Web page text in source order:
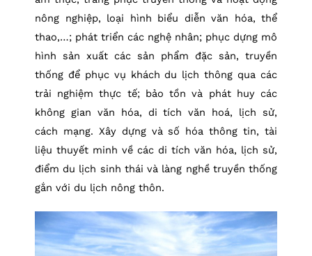
nông nghiệp, loại hình biểu diễn văn hóa, thể
thao,…; phát triển các nghệ nhân; phục dựng mô
hình sản xuất các sản phẩm đặc sản, truyền
thống để phục vụ khách du lịch thông qua các
trải nghiệm thực tế; bảo tồn và phát huy các
không gian văn hóa, di tích văn hoá, lịch sử,
cách mạng. Xây dựng và số hóa thông tin, tài
liệu thuyết minh về các di tích văn hóa, lịch sử,
điểm du lịch sinh thái và làng nghề truyền thống
gắn với du lịch nông thôn.